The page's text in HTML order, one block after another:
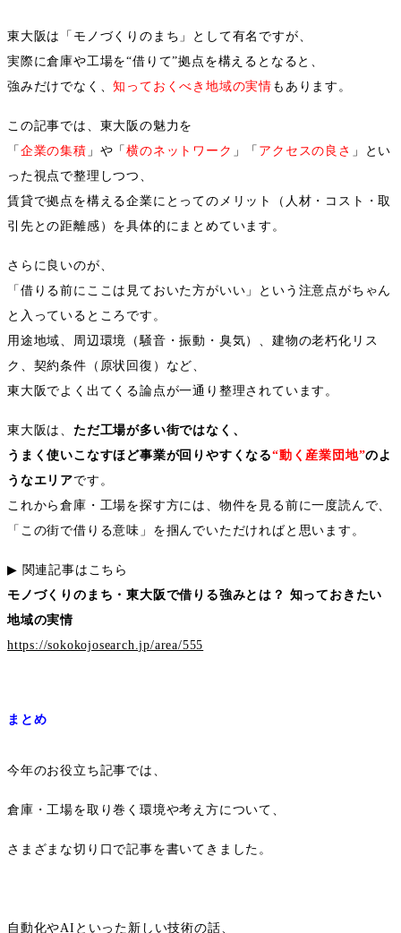
東大阪は「モノづくりのまち」として有名ですが、
実際に倉庫や工場を“借りて”拠点を構えるとなると、
強みだけでなく、知っておくべき地域の実情 もあります。
この記事では、東大阪の魅力を
「 企業の集積 」や「横のネットワーク 」「 アクセスの良さ 」とい
った視点で整理しつつ、
賃貸で拠点を構える企業にとってのメリット（人材・コスト・取
引先との距離感）を具体的にまとめています。
さらに良いのが、
「借りる前にここは見ておいた方がいい」という注意点がちゃん
と入っているところです。
用途地域、周辺環境（騒音・振動・臭気）、建物の老朽化リス
ク、契約条件（原状回復）など、
東大阪でよく出てくる論点が一通り整理されています。
東大阪は、 ただ工場が多い街ではなく、
うまく使いこなすほど事業が回りやすくなる“動く産業団地”のよ
うなエリアです。
これから倉庫・工場を探す方には、物件を見る前に一度読んで、
「この街で借りる意味」を掴んでいただければと思います。
▶︎ 関連記事はこちら
モノづくりのまち・東大阪で借りる強みとは？ 知っておきたい
地域の実情
https://sokokojosearch.jp/area/555
まとめ
今年のお役立ち記事では、
倉庫・工場を取り巻く環境や考え方について、
さまざまな切り口で記事を書いてきました。
自動化やAI といった新しい技術の話、